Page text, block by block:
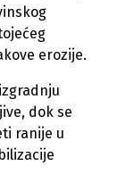
erozije.
dok se
ranije u